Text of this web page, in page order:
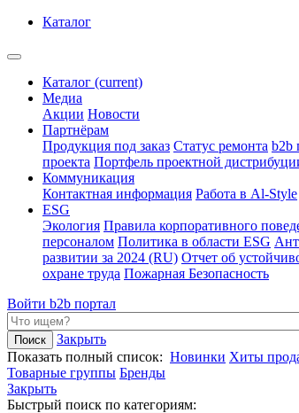
Каталог
Каталог (current)
Медиа
Акции Новости
Партнёрам
Продукция под заказ Статус ремонта b2b
проекта Портфель проектной
Коммуникация
Контактная информация Работа в Al-Style
ESG
Экология Правила корпоративного
персоналом Политика в области ESG
развитии за 2024 (RU) Отчет об
охране труда Пожарная Безопасность
Войти b2b портал
Закрыть
Показать полный список: Новинки Хиты
Товарные группы Бренды
Закрыть
Быстрый поиск по категориям: